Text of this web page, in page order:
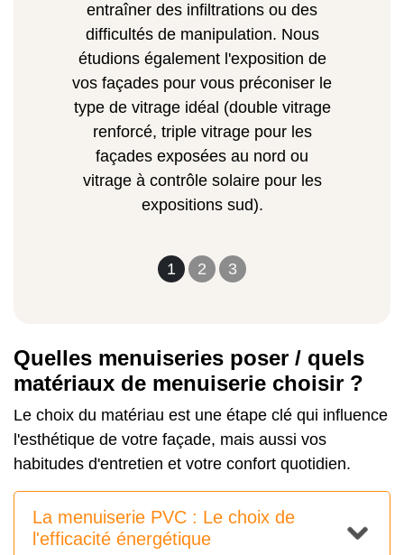
1 2 3
entraîner des infiltrations ou des
difficultés de manipulation. Nous
étudions également l'exposition de
vos façades pour vous préconiser le
type de vitrage idéal (double vitrage
renforcé, triple vitrage pour les
façades exposées au nord ou
vitrage à contrôle solaire pour les
expositions sud).
Quelles menuiseries poser / quels
matériaux de menuiserie choisir ?
Le choix du matériau est une étape clé qui influence
l'esthétique de votre façade, mais aussi vos
habitudes d'entretien et votre confort quotidien.
La menuiserie PVC : Le choix de
l'efficacité énergétique